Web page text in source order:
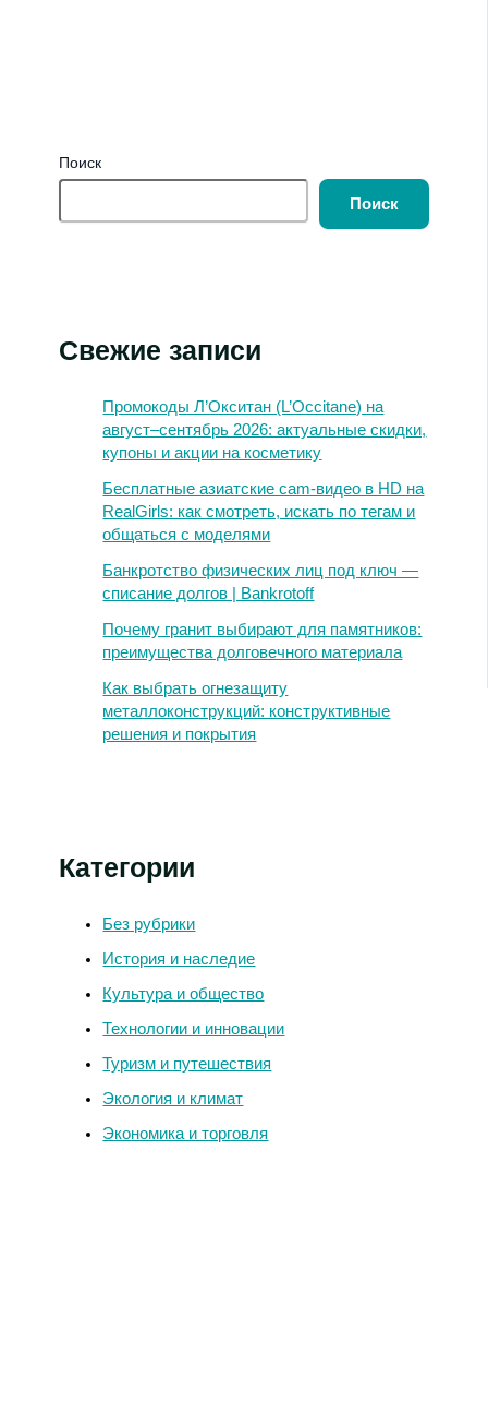
Поиск
Поиск
Свежие записи
Промокоды Л’Окситан (L’Occitane) на
август–сентябрь 2026: актуальные скидки,
купоны и акции на косметику
Бесплатные азиатские cam-видео в HD на
RealGirls: как смотреть, искать по тегам и
общаться с моделями
Банкротство физических лиц под ключ —
списание долгов | Bankrotoff
Почему гранит выбирают для памятников:
преимущества долговечного материала
Как выбрать огнезащиту
металлоконструкций: конструктивные
решения и покрытия
Категории
Без рубрики
История и наследие
Культура и общество
Технологии и инновации
Туризм и путешествия
Экология и климат
Экономика и торговля